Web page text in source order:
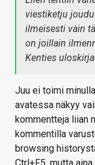
viestiketju
ilmeisesti vain
on joillain
Kenties
Juu ei toimi
avatessa näkyy
kommentteja liian
kommentilla
browsing